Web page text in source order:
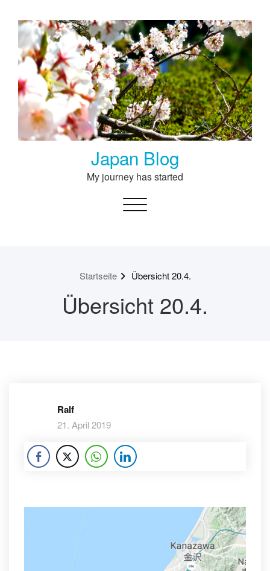
content
Japan Blog
My journey has started
Toggle navigation
Startseite Übersicht 20.4.
Übersicht 20.4.
Ralf
21. April 2019